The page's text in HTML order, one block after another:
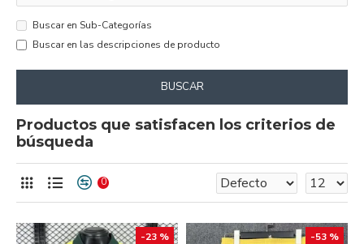
Buscar en Sub-Categorías
Buscar en las descripciones de producto
BUSCAR
Productos que satisfacen los criterios de
búsqueda
0
-23 % -53 %